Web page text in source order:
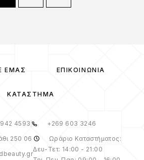
ΕΜΆΣ ΕΠΙΚΟΙΝΩΝΊΑ
ΚΑΤΆΣΤΗΜΑ
4593
+269 603 3246
250 06
Ωράριο Καταστήματος:
Δευ-Τετ: 14:00 - 21:00